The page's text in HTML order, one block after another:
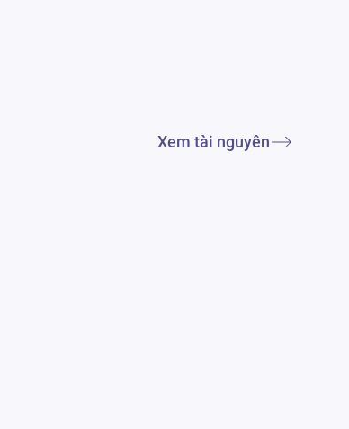
Xem tài nguyên